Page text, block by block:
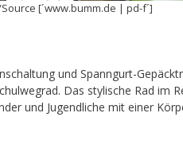
[´www.bumm.de | pd-f´]
und Spanngurt-
Das stylische Rad im
und Jugendliche mit einer